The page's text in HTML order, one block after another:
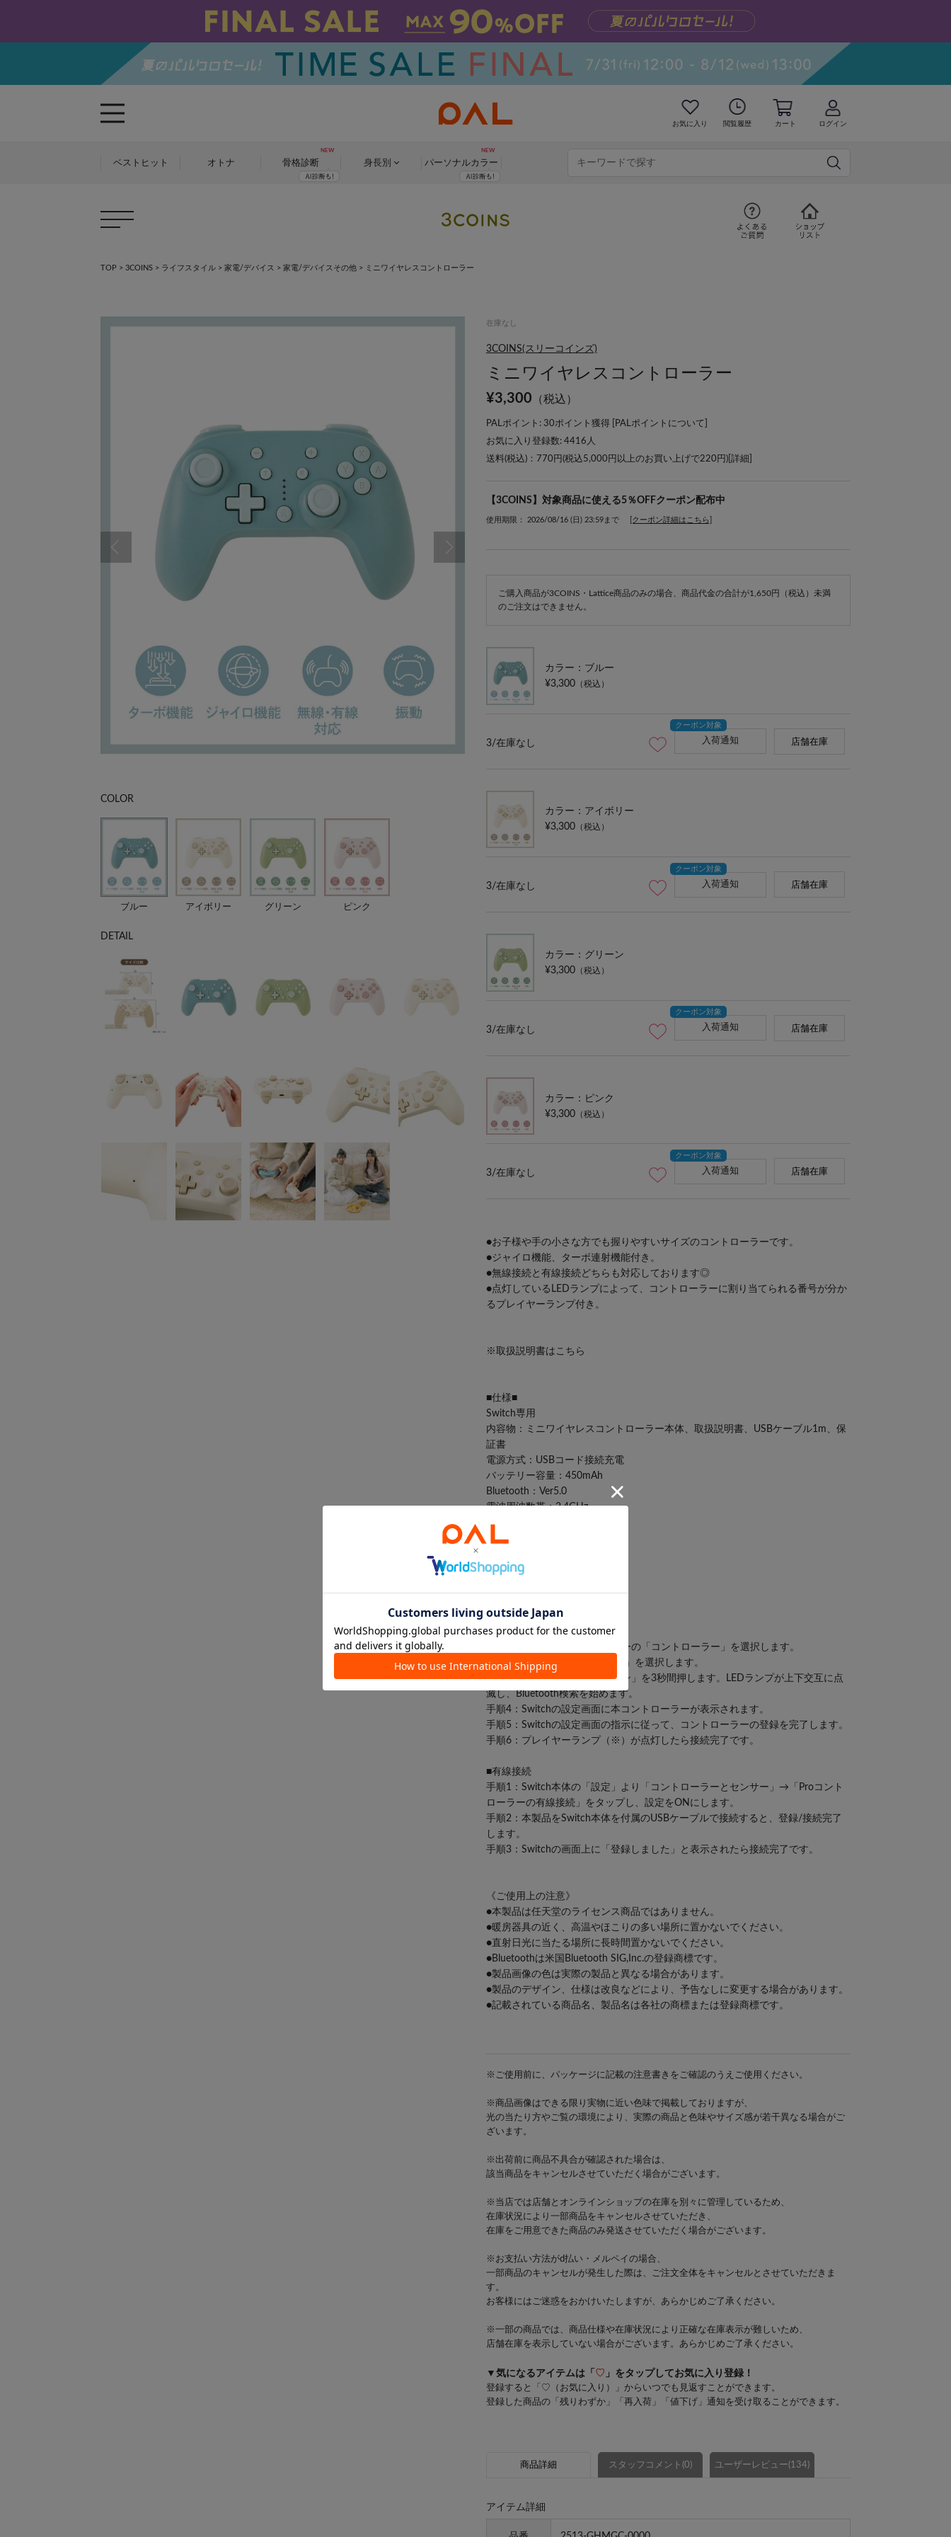
お気に入り 閲覧履歴 カート ログイン
ベストヒット オトナ 骨格診断 身長別 パーソナルカラー
TOP > 3COINS > ライフスタイル > 家電/デバイス > 家電/デバイスその他 > ミニワイヤレスコントローラー
COLOR
ブルー アイボリー グリーン ピンク
DETAIL
在庫なし
3COINS(スリーコインズ)
ミニワイヤレスコントローラー
¥3,300 （税込）
PALポイント: 30ポイント獲得 [ PALポイントについて
お気に入り登録数: 4416 人
送料(税込)：770円(税込5,000円以上のお買い上げで220円)[ 詳細
【3COINS】対象商品に使える5％OFFクーポン配布中
使用期限： 2026/08/16 (日) 23:59まで [クーポン詳細はこちら]
ご購入商品が3COINS・Lattice商品のみの場合、商品代金の合計が1,650円（税込）未満
のご注文はできません。
カラー：ブルー
¥3,300 （税込）
3/在庫なし 入荷通知 店舗在庫
カラー：アイボリー
¥3,300 （税込）
3/在庫なし 入荷通知 店舗在庫
カラー：グリーン
¥3,300 （税込）
3/在庫なし 入荷通知 店舗在庫
カラー：ピンク
¥3,300 （税込）
3/在庫なし 入荷通知 店舗在庫
●お子様や手の小さな方でも握りやすいサイズのコントローラーです。
●ジャイロ機能、ターボ連射機能付き。
●無線接続と有線接続どちらも対応しております◎
●点灯しているLEDランプによって、コントローラーに割り当てられる番号が分か
るプレイヤーランプ付き。
※取扱説明書はこちら
■仕様■
Switch専用
内容物：ミニワイヤレスコントローラー本体、取扱説明書、USBケーブル1m、保
証書
電源方式：USBコード接続充電
バッテリー容量：450mAh
Bluetooth：Ver5.0
電波周波数帯：2.4GHz
最大通信距離：約8m
充電時間：約3時間
定格入力：5V/0.3A
《接続方法》
■無線接続
手順1：SwitchのHOMEメニューの「コントローラー」を選択します。
手順2：「持ち方/順番を変える」を選択します。
手順3：本製品の「HOMEボタン」を3秒間押します。LEDランプが上下交互に点
滅し、Bluetooth検索を始めます。
手順4：Switchの設定画面に本コントローラーが表示されます。
手順5：Switchの設定画面の指示に従って、コントローラーの登録を完了します。
手順6：プレイヤーランプ（※）が点灯したら接続完了です。
■有線接続
手順1：Switch本体の「設定」より「コントローラーとセンサー」→「Proコント
ローラーの有線接続」をタップし、設定をONにします。
手順2：本製品をSwitch本体を付属のUSBケーブルで接続すると、登録/接続完了
します。
手順3：Switchの画面上に「登録しました」と表示されたら接続完了です。
《ご使用上の注意》
●本製品は任天堂のライセンス商品ではありません。
●暖房器具の近く、高温やほこりの多い場所に置かないでください。
●直射日光に当たる場所に長時間置かないでください。
●Bluetoothは米国Bluetooth SIG,Inc.の登録商標です。
●製品画像の色は実際の製品と異なる場合があります。
●製品のデザイン、仕様は改良などにより、予告なしに変更する場合があります。
●記載されている商品名、製品名は各社の商標または登録商標です。
※ご使用前に、パッケージに記載の注意書きをご確認のうえご使用ください。
※商品画像はできる限り実物に近い色味で掲載しておりますが、
光の当たり方やご覧の環境により、実際の商品と色味やサイズ感が若干異なる場合がご
ざいます。
※出荷前に商品不具合が確認された場合は、
該当商品をキャンセルさせていただく場合がございます。
※当店では店舗とオンラインショップの在庫を別々に管理しているため、
在庫状況により一部商品をキャンセルさせていただき、
在庫をご用意できた商品のみ発送させていただく場合がございます。
※お支払い方法がd払い・メルペイの場合、
一部商品のキャンセルが発生した際は、ご注文全体をキャンセルとさせていただきま
す。
お客様にはご迷惑をおかけいたしますが、あらかじめご了承ください。
※一部の商品では、商品仕様や在庫状況により正確な在庫表示が難しいため、
店舗在庫を表示していない場合がございます。あらかじめご了承ください。
▼気になるアイテムは「 ♡ 」をタップしてお気に入り登録！
登録すると「♡（お気に入り）」からいつでも見返すことができます。
登録した商品の「残りわずか」「再入荷」「値下げ」通知を受け取ることができます。
商品詳細 スタッフコメント(0) ユーザーレビュー(134)
アイテム詳細